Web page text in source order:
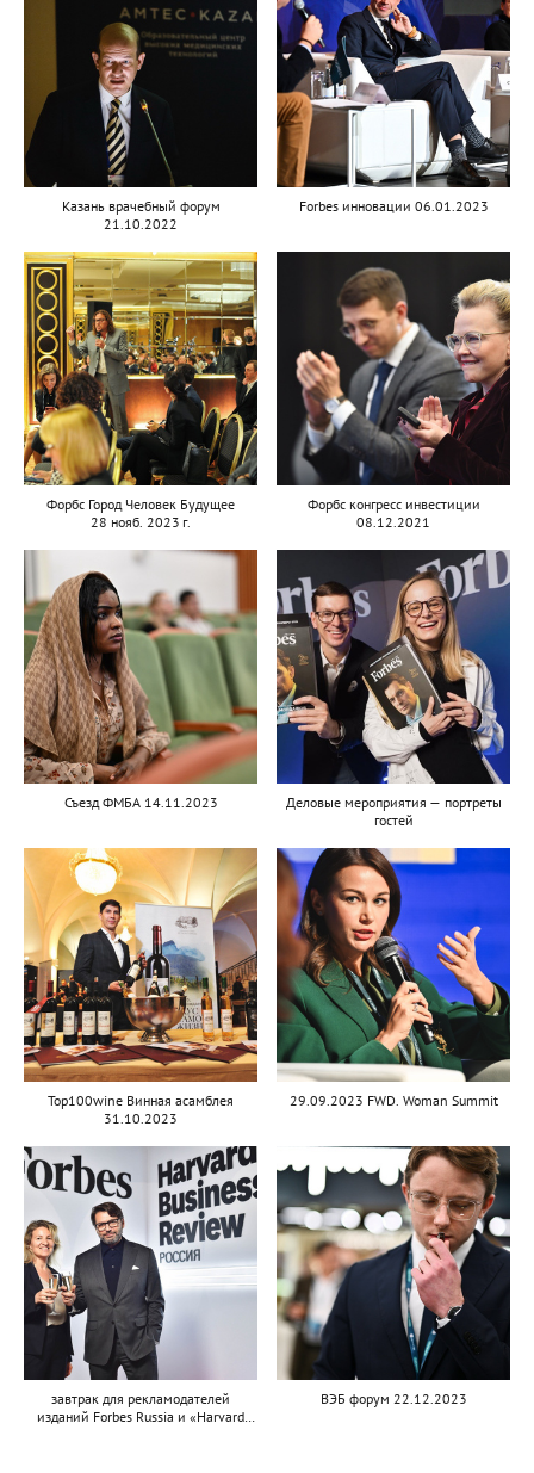
Казань врачебный форум
21.10.2022
Forbes инновации 06.01.2023
Форбс Город Человек Будущее
28 нояб. 2023 г.
Форбс конгресс инвестиции
08.12.2021
Съезд ФМБА 14.11.2023
Деловые мероприятия — портреты
гостей
Top100wine Винная асамблея
31.10.2023
29.09.2023 FWD. Woman Summit
завтрак для рекламодателей
изданий Forbes Russia и «Harvard
ВЭБ форум 22.12.2023